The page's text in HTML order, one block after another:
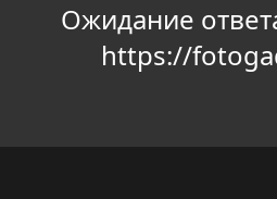
Ожидание
https://